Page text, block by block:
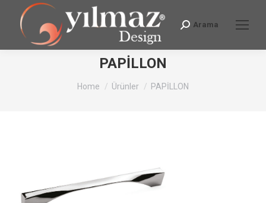
Search:
Arama
PAPİLLON
You are here:
Home Ürünler PAPİLLON